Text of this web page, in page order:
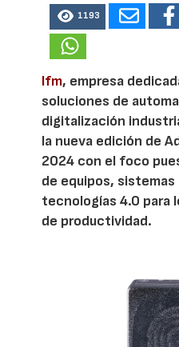
1193
Ifm, empresa
soluciones de
digitalización
la nueva edición de
2024 con el foco
de equipos,
tecnologías 4.0 para
de productividad.